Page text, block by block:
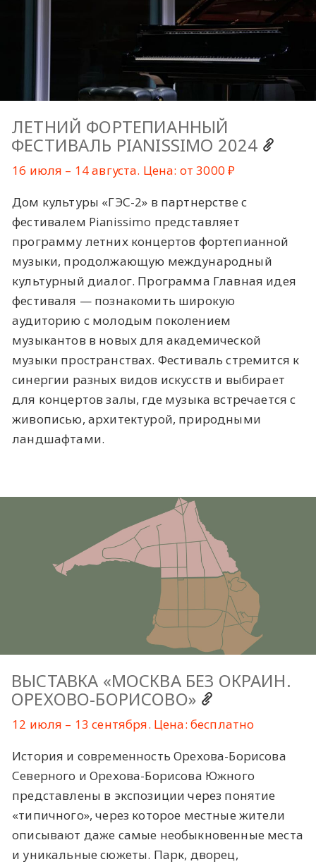
ЛЕТНИЙ ФОРТЕПИАННЫЙ
ФЕСТИВАЛЬ PIANISSIMO 2024
16 июля – 14 августа. Цена: от 3000 ₽
Дом культуры «ГЭС-2» в партнерстве с
фестивалем Pianissimo представляет
программу летних концертов фортепианной
музыки, продолжающую международный
культурный диалог. Программа Главная идея
фестиваля — познакомить широкую
аудиторию с молодым поколением
музыкантов в новых для академической
музыки пространствах. Фестиваль стремится к
синергии разных видов искусств и выбирает
для концертов залы, где музыка встречается с
живописью, архитектурой, природными
ландшафтами.
ВЫСТАВКА «МОСКВА БЕЗ ОКРАИН.
ОРЕХОВО-БОРИСОВО»
12 июля – 13 сентября. Цена: бесплатно
История и современность Орехова-Борисова
Северного и Орехова-Борисова Южного
представлены в экспозиции через понятие
«типичного», через которое местные жители
описывают даже самые необыкновенные места
и уникальные сюжеты. Парк, дворец,